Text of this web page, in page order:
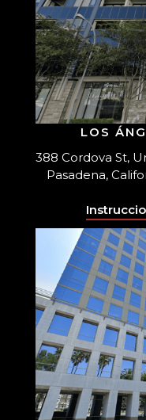
LOS
388 Cordova St,
Pasadena,